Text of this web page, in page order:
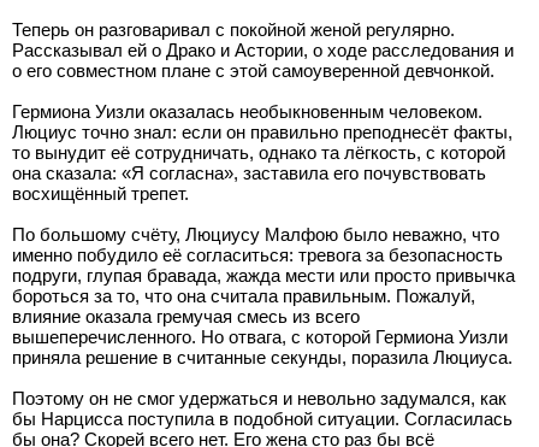
Теперь он разговаривал с покойной женой регулярно.
Рассказывал ей о Драко и Астории, о ходе расследования и
о его совместном плане с этой самоуверенной девчонкой.
Гермиона Уизли оказалась необыкновенным человеком.
Люциус точно знал: если он правильно преподнесёт факты,
то вынудит её сотрудничать, однако та лёгкость, с которой
она сказала: «Я согласна», заставила его почувствовать
восхищённый трепет.
По большому счёту, Люциусу Малфою было неважно, что
именно побудило её согласиться: тревога за безопасность
подруги, глупая бравада, жажда мести или просто привычка
бороться за то, что она считала правильным. Пожалуй,
влияние оказала гремучая смесь из всего
вышеперечисленного. Но отвага, с которой Гермиона Уизли
приняла решение в считанные секунды, поразила Люциуса.
Поэтому он не смог удержаться и невольно задумался, как
бы Нарцисса поступила в подобной ситуации. Согласилась
бы она? Скорей всего нет. Его жена сто раз бы всё